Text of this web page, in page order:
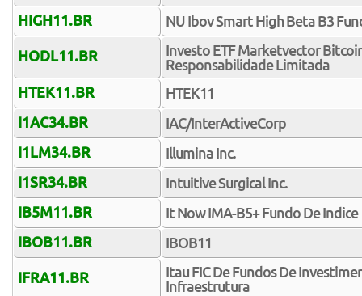
HIGH11.BR
NU Ibov Smart High Beta B3
HODL11.BR
Investo ETF Marketvector Bitcoin
Responsabilidade Limitada
HTEK11.BR
HTEK11
I1AC34.BR
IAC/InterActiveCorp
I1LM34.BR
Illumina Inc.
I1SR34.BR
Intuitive Surgical Inc.
IB5M11.BR
It Now IMA-B5+ Fundo De Indice
IBOB11.BR
IBOB11
IFRA11.BR
Itau FIC De Fundos De
Infraestrutura